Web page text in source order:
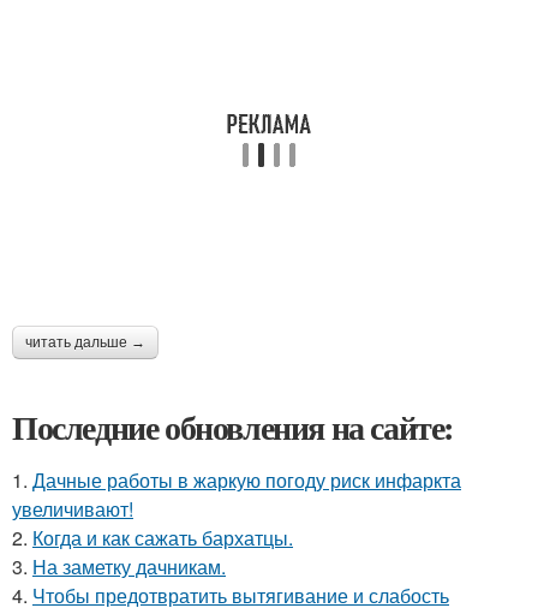
читать дальше →
Последние обновления на сайте:
1. Дачные работы в жаркую погоду риск инфаркта
увеличивают!
2. Когда и как сажать бархатцы.
3. На заметку дачникам.
4. Чтобы предотвратить вытягивание и слабость